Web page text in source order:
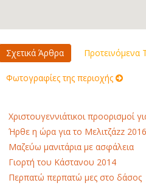
Σχετικά Άρθρα Προτεινόμενα
Φωτογραφίες της περιοχής
Χριστουγεννιάτικοι προορισμοί
Ήρθε η ώρα για το Μελιτζάzz 2016
Μαζεύω μανιτάρια με ασφάλεια
Γιορτή του Κάστανου 2014
Περπατώ περπατώ μες στο δάσος